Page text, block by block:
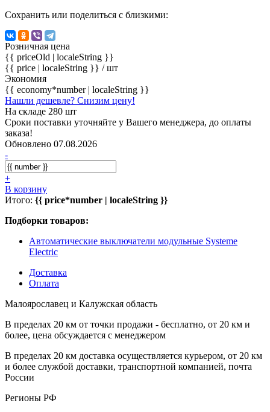
Сохранить или поделиться с близкими:
Розничная цена
{{ priceOld | localeString }}
{{ price | localeString }} / шт
Экономия
{{ economy*number | localeString }}
Нашли дешевле? Снизим цену!
На складе 280 шт
Сроки поставки уточняйте у Вашего менеджера, до оплаты
заказа!
Обновлено 07.08.2026
-
+
В корзину
Итого: {{ price*number | localeString }}
Подборки товаров:
Автоматические выключатели модульные Systeme
Electric
Доставка
Оплата
Малоярославец и Калужская область
В пределах 20 км от точки продажи - бесплатно, от 20 км и
более, цена обсуждается с менеджером
В пределах 20 км доставка осуществляется курьером, от 20 км
и более службой доставки, транспортной компанией, почта
России
Регионы РФ